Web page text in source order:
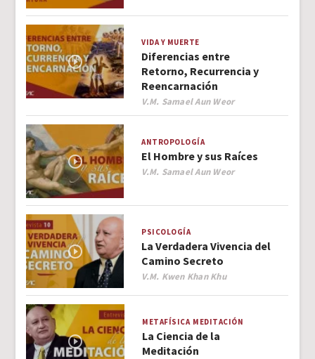
VIDA Y MUERTE
Diferencias entre
Retorno, Recurrencia y
Reencarnación
Author
V.M. Samael Aun Weor
ANTROPOLOGÍA
El Hombre y sus Raíces
Author
V.M. Samael Aun Weor
PSICOLOGÍA
La Verdadera Vivencia del
Camino Secreto
Author
V.M. Kwen Khan Khu
METAFÍSICA MEDITACIÓN
La Ciencia de la
Meditación